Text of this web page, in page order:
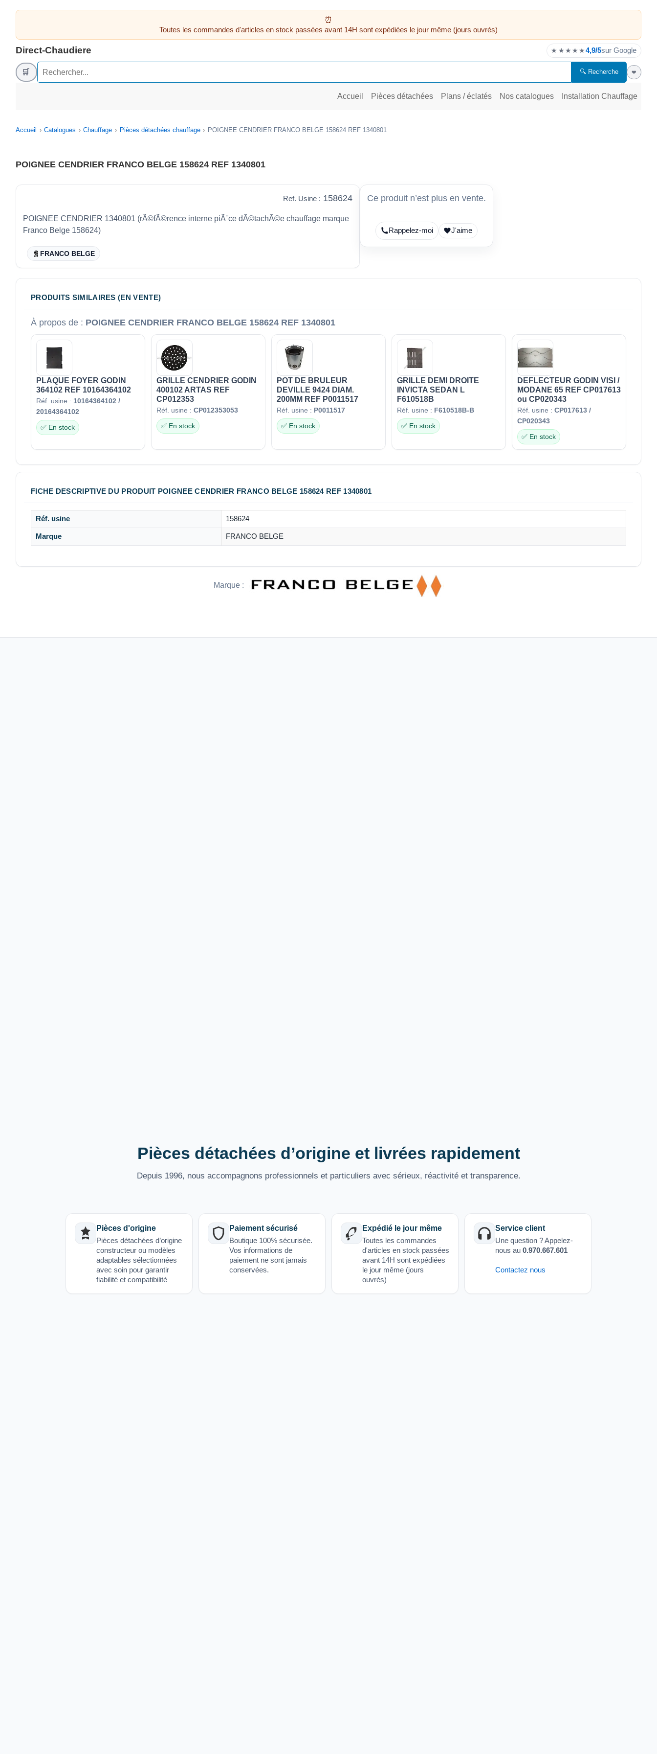
Toutes les commandes d'articles en stock passées avant 14H sont expédiées le jour même (jours ouvrés)
Direct-Chaudiere ★★★★★4,9/5sur Google
🛒 🔍 Recherche ❤
Accueil Pièces détachées Plans / éclatés Nos catalogues Installation Chauffage
Accueil Catalogues Chauffage Pièces détachées chauffage POIGNEE CENDRIER FRANCO BELGE 158624 REF 1340801
POIGNEE CENDRIER FRANCO BELGE 158624 REF 1340801
Ref. Usine : 158624
POIGNEE CENDRIER 1340801 (rÃ©fÃ©rence interne piÃ¨ce dÃ©tachÃ©e chauffage marque
Franco Belge 158624)
FRANCO BELGE
Ce produit n’est plus en vente.
Rappelez-moi J'aime
PRODUITS SIMILAIRES (EN VENTE)
À propos de : POIGNEE CENDRIER FRANCO BELGE 158624 REF 1340801
PLAQUE FOYER GODIN
364102 REF 10164364102
Réf. usine : 10164364102 /
20164364102
✅ En stock
GRILLE CENDRIER GODIN
400102 ARTAS REF
CP012353
Réf. usine : CP012353053
✅ En stock
POT DE BRULEUR
DEVILLE 9424 DIAM.
200MM REF P0011517
Réf. usine : P0011517
✅ En stock
GRILLE DEMI DROITE
INVICTA SEDAN L
F610518B
Réf. usine : F610518B-B
✅ En stock
DEFLECTEUR GODIN VISI /
MODANE 65 REF CP017613
ou CP020343
Réf. usine : CP017613 /
CP020343
✅ En stock
FICHE DESCRIPTIVE DU PRODUIT POIGNEE CENDRIER FRANCO BELGE 158624 REF 1340801
Réf. usine 158624
Marque FRANCO BELGE
Marque :
Pièces détachées d’origine et livrées rapidement
Depuis 1996, nous accompagnons professionnels et particuliers avec sérieux, réactivité et transparence.
Pièces d'origine
Pièces détachées d’origine
constructeur ou modèles
adaptables sélectionnées
avec soin pour garantir
fiabilité et compatibilité
Paiement sécurisé
Boutique 100% sécurisée.
Vos informations de
paiement ne sont jamais
conservées.
Expédié le jour même
Toutes les commandes
d'articles en stock passées
avant 14H sont expédiées
le jour même (jours
ouvrés)
Service client
Une question ? Appelez-
nous au 0.970.667.601
Contactez nous